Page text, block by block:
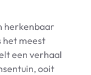
herkenbaar
het meest
een verhaal
ooit